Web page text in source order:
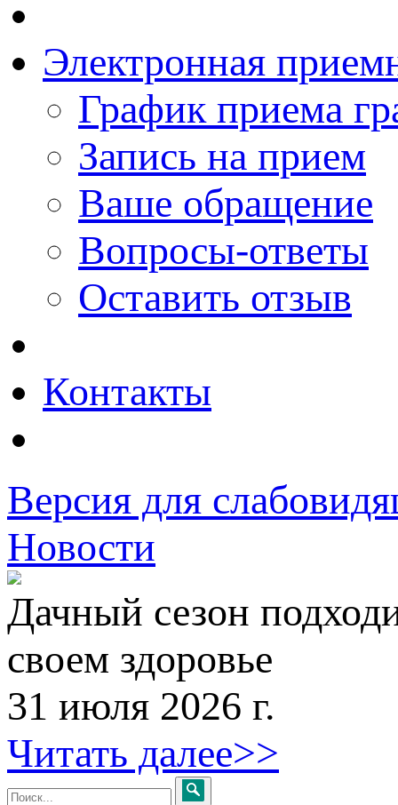
Электронная
График приема
Запись на прием
Ваше обращение
Вопросы-ответы
Оставить отзыв
Контакты
Версия для
Новости
Дачный сезон
своем здоровье
31 июля 2026 г.
Читать далее>>